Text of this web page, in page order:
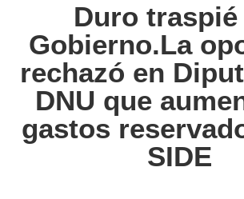
Duro traspié
Gobierno.La
rechazó en
DNU que
gastos
SIDE